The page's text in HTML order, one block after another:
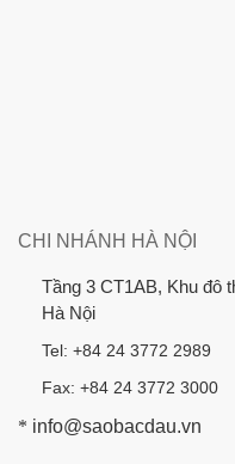
CHI NHÁNH HÀ NỘI
Tầng 3 CT1AB, Khu đô
Hà Nội
Tel: +84 24 3772 2989
Fax: +84 24 3772 3000
* info@saobacdau.vn